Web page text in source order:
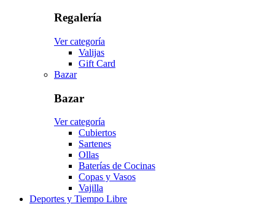
Regalería
Ver categoría
Valijas
Gift Card
Bazar
Bazar
Ver categoría
Cubiertos
Sartenes
Ollas
Baterías de Cocinas
Copas y Vasos
Vajilla
Deportes y Tiempo Libre